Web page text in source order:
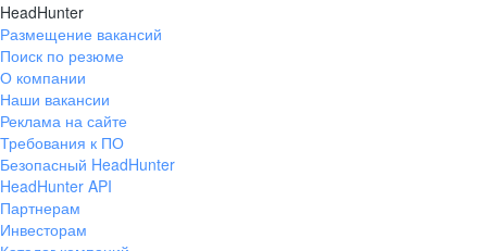
HeadHunter
Размещение вакансий
Поиск по резюме
О компании
Наши вакансии
Реклама на сайте
Требования к ПО
Безопасный HeadHunter
HeadHunter API
Партнерам
Инвесторам